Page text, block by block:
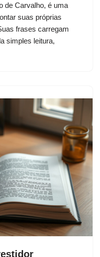
de Carvalho, é uma
suas próprias
frases carregam
simples leitura,